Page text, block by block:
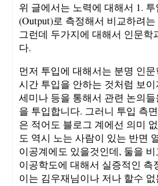
위 글에서는 노력에 대해서 1.
(Output)로 측정해서 비교하려
그런데 두가지에 대해서 인문학
다.
먼저 투입에 대해서는 분명 인
시간 투입을 안하는 것처럼 보
세미나 등을 통해서 관련 논의
을 투입합니다. 그러니 투입 측
은 적어도 블로그 계에선 의미
도 역시 노는 사람이 있는 반면
이공계에도 있을것인데, 둘을
이공학도에 대해서 실증적인 측
이는 김우재님이나 저나 할수